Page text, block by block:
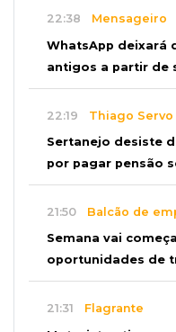
22:38 Mensageiro
WhatsApp deixará
antigos a partir de
22:19 Thiago Servo
Sertanejo desiste
por pagar pensão
21:50 Balcão de
Semana vai
oportunidades de
21:31 Flagrante